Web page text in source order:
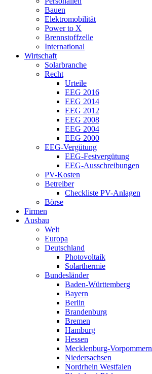
Bauen
Elektromobilität
Power to X
Brennstoffzelle
International
Wirtschaft
Solarbranche
Recht
Urteile
EEG 2016
EEG 2014
EEG 2012
EEG 2008
EEG 2004
EEG 2000
EEG-Vergütung
EEG-Festvergütung
EEG-Ausschreibungen
PV-Kosten
Betreiber
Checkliste PV-Anlagen
Börse
Firmen
Ausbau
Welt
Europa
Deutschland
Photovoltaik
Solarthermie
Bundesländer
Baden-Württemberg
Bayern
Berlin
Brandenburg
Bremen
Hamburg
Hessen
Mecklenburg-Vorpommern
Niedersachsen
Nordrhein Westfalen